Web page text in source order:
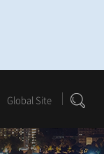
Global Site